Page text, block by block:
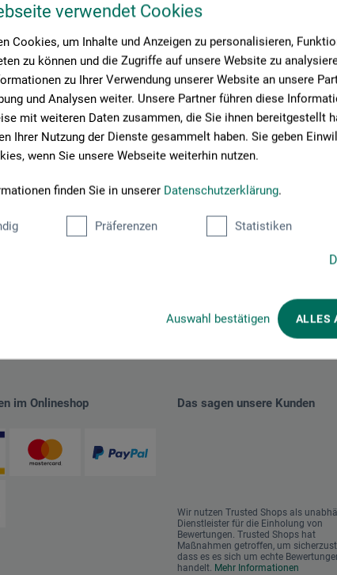
verwendet Cookies
Cookies, um Inhalte und Anzeigen zu personalisieren,
zu können und die Zugriffe auf unsere Website zu
zu Ihrer Verwendung unserer Website an unsere
und Analysen weiter. Unsere Partner führen diese
mit weiteren Daten zusammen, die Sie ihnen bereitgestellt
Ihrer Nutzung der Dienste gesammelt haben. Sie geben
wenn Sie unsere Webseite weiterhin nutzen.
finden Sie in unserer Datenschutzerklärung.
Präferenzen Statistiken
Auswahl bestätigen ALLES
Jahren die künstlerische Ausbildung an Schulen und
den boesner Förderpreis aus. Eine davon ist die
im Bereich Ausbildungsförderung hat Frank Brauer,
Gründe: „Als Unternehmen im Dienst der Kunst sehen wir
Mit dem boesner Förderpreis möchten wir
Hochschulabschluss einen gestalterischen Beruf zu
Heß mit dem Preisträger | Foto: Stefan Johnen
im Onlineshop Das sagen unsere Kunden
Wir nutzen Trusted Shops als
Dienstleister für die Einholung von
Bewertungen. Trusted Shops hat
Maßnahmen getroffen, um
dass es es sich um echte
handelt. Mehr Informationen